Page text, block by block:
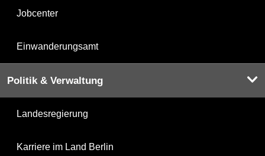
Jobcenter
Einwanderungsamt
Politik & Verwaltung
Landesregierung
Karriere im Land Berlin